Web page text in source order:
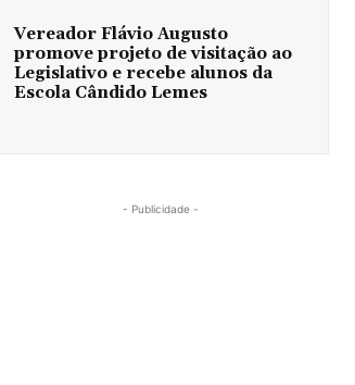
Vereador Flávio Augusto
promove projeto de visitação ao
Legislativo e recebe alunos da
Escola Cândido Lemes
- Publicidade -